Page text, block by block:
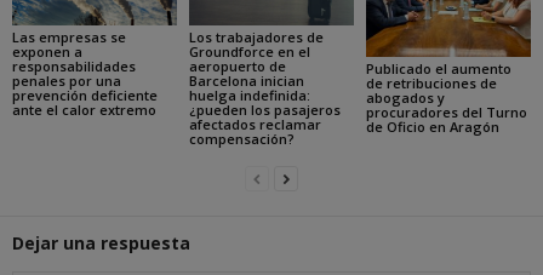
Las empresas se
exponen a
responsabilidades
penales por una
prevención deficiente
ante el calor extremo
Los trabajadores de
Groundforce en el
aeropuerto de
Barcelona inician
huelga indefinida:
¿pueden los pasajeros
afectados reclamar
compensación?
Publicado el aumento
de retribuciones de
abogados y
procuradores del Turno
de Oficio en Aragón
Dejar una respuesta